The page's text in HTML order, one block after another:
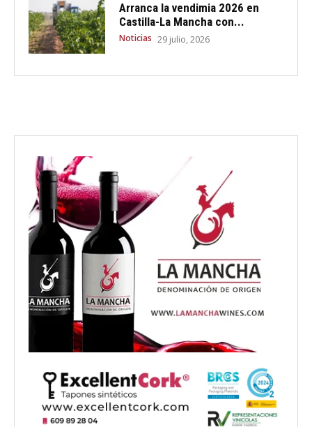
Arranca la vendimia 2026 en
Castilla-La Mancha con...
Noticias 29 julio, 2026